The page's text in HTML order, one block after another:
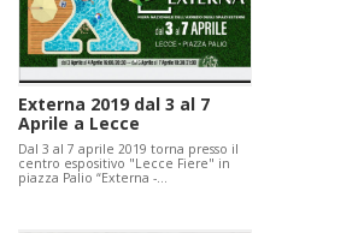
Externa 2019 dal 3 al 7
Aprile a Lecce
Dal 3 al 7 aprile 2019 torna presso il
centro espositivo "Lecce Fiere" in
piazza Palio “Externa -…